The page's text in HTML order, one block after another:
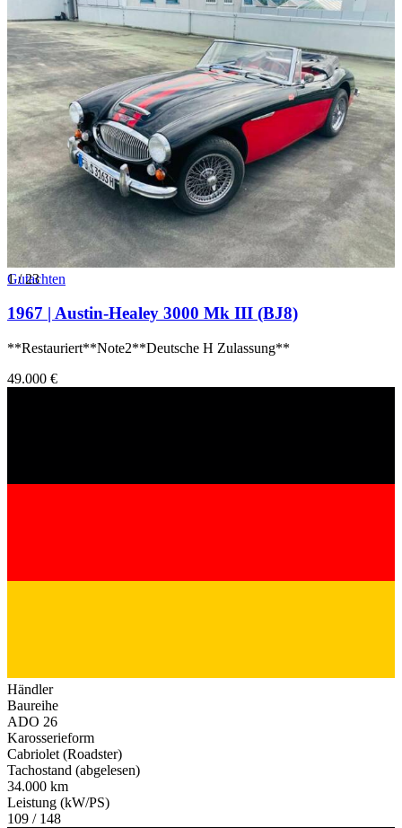
1/23
Gutachten
1967 | Austin-Healey 3000 Mk III (BJ8)
**Restauriert**Note2**Deutsche H Zulassung**
49.000 €
Händler
Baureihe
ADO 26
Karosserieform
Cabriolet (Roadster)
Tachostand (abgelesen)
34.000 km
Leistung (kW/PS)
109 / 148